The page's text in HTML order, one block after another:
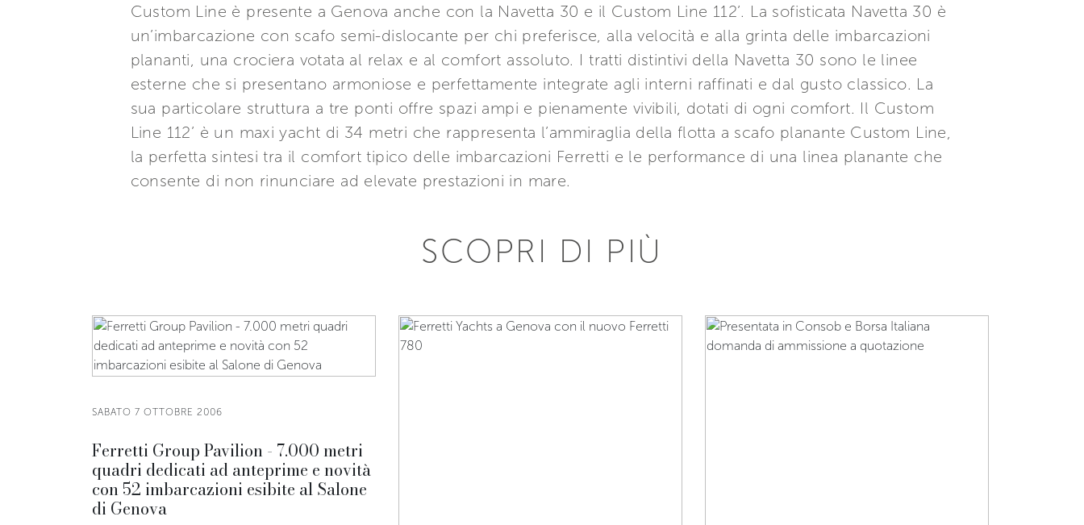
Custom Line è presente a Genova anche con la Navetta 30 e il Custom Line 112’. La sofisticata Navetta 30 è
un’imbarcazione con scafo semi-dislocante per chi preferisce, alla velocità e alla grinta delle imbarcazioni
plananti, una crociera votata al relax e al comfort assoluto. I tratti distintivi della Navetta 30 sono le linee
esterne che si presentano armoniose e perfettamente integrate agli interni raffinati e dal gusto classico. La
sua particolare struttura a tre ponti offre spazi ampi e pienamente vivibili, dotati di ogni comfort. Il Custom
Line 112’ è un maxi yacht di 34 metri che rappresenta l’ammiraglia della flotta a scafo planante Custom Line,
la perfetta sintesi tra il comfort tipico delle imbarcazioni Ferretti e le performance di una linea planante che
consente di non rinunciare ad elevate prestazioni in mare.
SCOPRI DI PIÙ
SABATO 7 OTTOBRE 2006
Ferretti Group Pavilion - 7.000 metri
quadri dedicati ad anteprime e novità
con 52 imbarcazioni esibite al Salone
di Genova